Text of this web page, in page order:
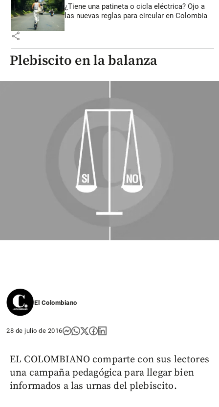
¿Tiene una patineta o cicla eléctrica? Ojo a
las nuevas reglas para circular en Colombia
share
Plebiscito en la balanza
El Colombiano
28 de julio de 2016
EL COLOMBIANO comparte con sus lectores
una campaña pedagógica para llegar bien
informados a las urnas del plebiscito.